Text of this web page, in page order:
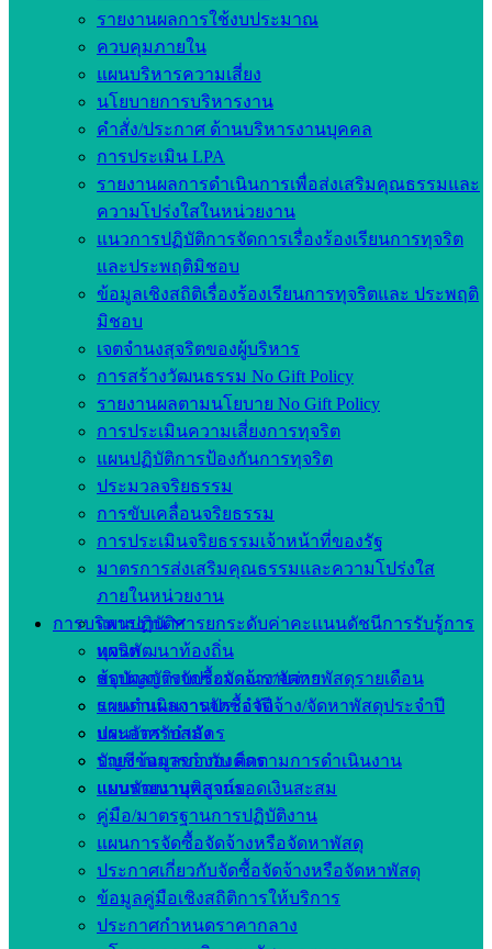
รายงานผลการใช้งบประมาณ
ควบคุมภายใน
แผนบริหารความเสี่ยง
นโยบายการบริหารงาน
คำสั่ง/ประกาศ ด้านบริหารงานบุคคล
การประเมิน LPA
รายงานผลการดำเนินการเพื่อส่งเสริมคุณธรรมและ
ความโปร่งใสในหน่วยงาน
แนวการปฏิบัติการจัดการเรื่องร้องเรียนการทุจริต
และประพฤติมิชอบ
ข้อมูลเชิงสถิติเรื่องร้องเรียนการทุจริตและ ประพฤติ
มิชอบ
เจตจำนงสุจริตของผู้บริหาร
การสร้างวัฒนธรรม No Gift Policy
รายงานผลตามนโยบาย No Gift Policy
การประเมินความเสี่ยงการทุจริต
แผนปฏิบัติการป้องกันการทุจริต
ประมวลจริยธรรม
การขับเคลื่อนจริยธรรม
การประเมินจริยธรรมเจ้าหน้าที่ของรัฐ
มาตรการส่งเสริมคุณธรรมและความโปร่งใส
ภายในหน่วยงาน
แผนปฏิบัติการยกระดับค่าคะแนนดัชนีการรับรู้การ
ทุจริต
สรุปผลการจัดซื้อจัดจ้าง/จัดหาพัสดุรายเดือน
รายงานผลการจัดซื้อจัดจ้าง/จัดหาพัสดุประจำปี
ประกาศรับสมัคร
บัญชีข้อมูลขององค์กร
แบบรายงานพิสูจน์ยอดเงินสะสม
การบริหารงาน
แผนพัฒนาท้องถิ่น
ข้อบัญญัติงบประมาณรายจ่าย
แผนดำเนินงานประจำปี
แผนอัตรากำลัง
รายงานการกำกับ ติดตามการดำเนินงาน
แผนพัฒนาบุคลากร
คู่มือ/มาตรฐานการปฏิบัติงาน
แผนการจัดซื้อจัดจ้างหรือจัดหาพัสดุ
ประกาศเกี่ยวกับจัดซื้อจัดจ้างหรือจัดหาพัสดุ
ข้อมูลคู่มือเชิงสถิติการให้บริการ
ประกาศกำหนดราคากลาง